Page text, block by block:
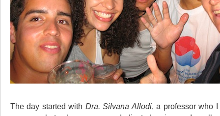
The day started with Dra. Silvana Allodi, a professor who